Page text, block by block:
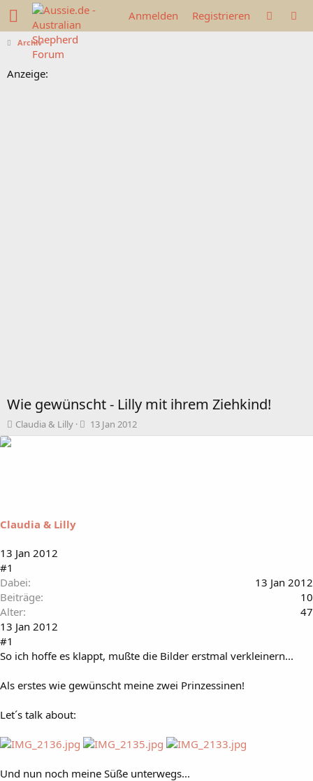
Anmelden Registrieren
Archiv
Anzeige:
Wie gewünscht - Lilly mit ihrem Ziehkind!
T
h
a
t
e
Claudia & Lilly
B
e
13 Jan 2012
Claudia & Lilly
13 Jan 2012
#1
Dabei
13 Jan 2012
Beiträge
10
Alter
47
13 Jan 2012
#1
So ich hoffe es klappt, mußte die Bilder erstmal verkleinern...
Als erstes wie gewünscht meine zwei Prinzessinen!
Let´s talk about:
Und nun noch meine Süße unterwegs...